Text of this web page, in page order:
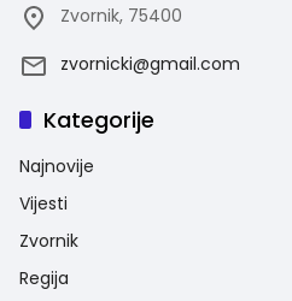
Zvornik, 75400
zvornicki@gmail.com
Kategorije
Najnovije
Vijesti
Zvornik
Regija